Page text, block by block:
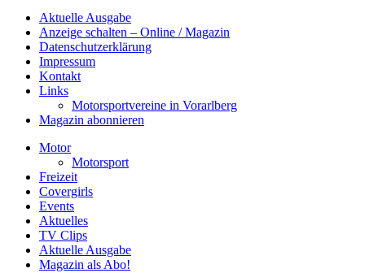
Aktuelle Ausgabe
Anzeige schalten – Online / Magazin
Datenschutzerklärung
Impressum
Kontakt
Links
Motorsportvereine in Vorarlberg
Magazin abonnieren
Motor
Motorsport
Freizeit
Covergirls
Events
Aktuelles
TV Clips
Aktuelle Ausgabe
Magazin als Abo!